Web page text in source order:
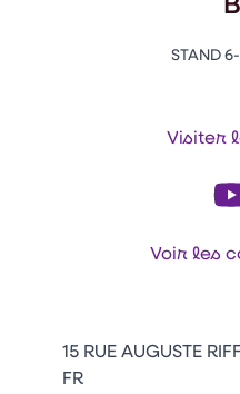
STAND
Visiter
Voir les
15 RUE AUGUSTE
FR